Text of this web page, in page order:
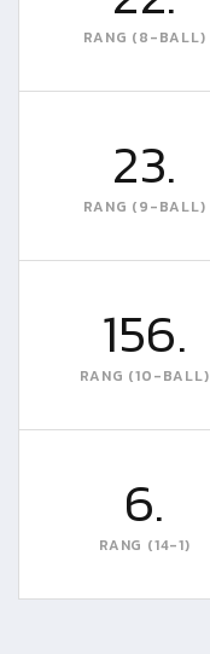
RANG (8-BALL)
23.
RANG (9-BALL)
156.
RANG (10-BALL)
6.
RANG (14-1)